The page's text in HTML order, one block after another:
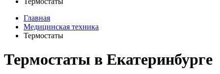
Главная
Медицинская техника
Термостаты
Термостаты в Екатеринбурге